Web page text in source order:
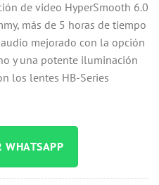
de video HyperSmooth 6.0
más de 5 horas de tiempo
mejorado con la opción
y una potente iluminación
los lentes HB-Series
WHATSAPP